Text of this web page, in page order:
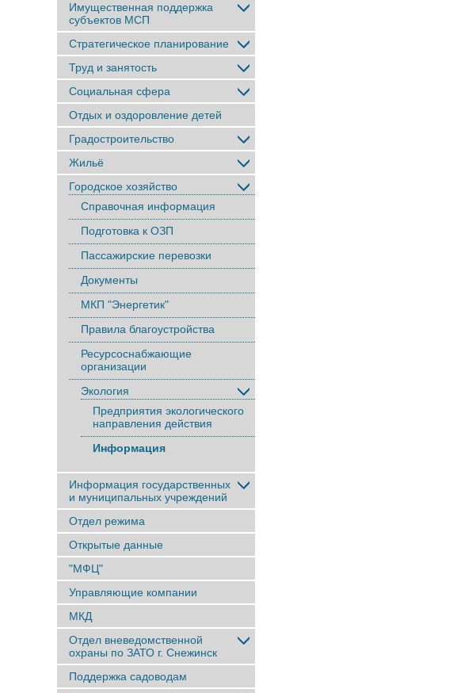
Имущественная поддержка
субъектов МСП
Стратегическое планирование
Труд и занятость
Социальная сфера
Отдых и оздоровление детей
Градостроительство
Жильё
Городское хозяйство
Справочная информация
Подготовка к ОЗП
Пассажирские перевозки
Документы
МКП "Энергетик"
Правила благоустройства
Ресурсоснабжающие
организации
Экология
Предприятия экологического
направления действия
Информация
Информация государственных
и муниципальных учреждений
Отдел режима
Открытые данные
"МФЦ"
Управляющие компании
МКД
Отдел вневедомственной
охраны по ЗАТО г. Снежинск
Поддержка садоводам